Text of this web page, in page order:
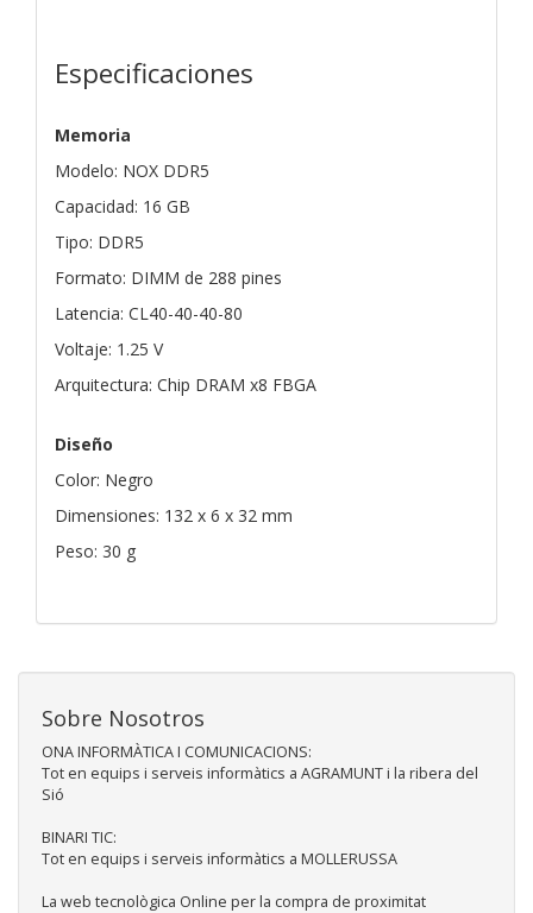
Especificaciones
Memoria
Modelo: NOX DDR5
Capacidad: 16 GB
Tipo: DDR5
Formato: DIMM de 288 pines
Latencia: CL40-40-40-80
Voltaje: 1.25 V
Arquitectura: Chip DRAM x8 FBGA
Diseño
Color: Negro
Dimensiones: 132 x 6 x 32 mm
Peso: 30 g
Sobre Nosotros
ONA INFORMÀTICA I COMUNICACIONS:
Tot en equips i serveis informàtics a AGRAMUNT i la ribera del
Sió
BINARI TIC:
Tot en equips i serveis informàtics a MOLLERUSSA
La web tecnològica Online per la compra de proximitat